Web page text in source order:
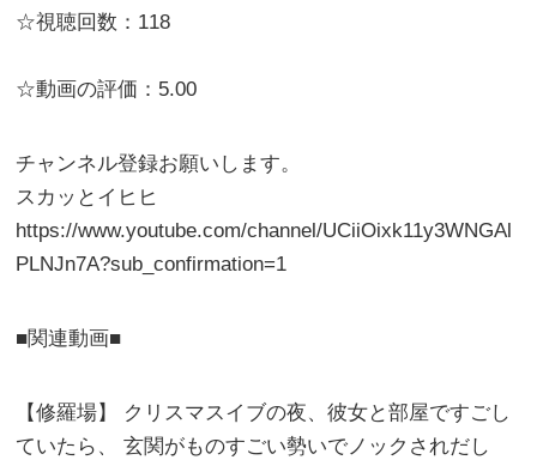
☆視聴回数：118
☆動画の評価：5.00
チャンネル登録お願いします。
スカッとイヒヒ
https://www.youtube.com/channel/UCiiOixk11y3WNGAl
PLNJn7A?sub_confirmation=1
■関連動画■
【修羅場】 クリスマスイブの夜、彼女と部屋ですごし
ていたら、 玄関がものすごい勢いでノックされだし